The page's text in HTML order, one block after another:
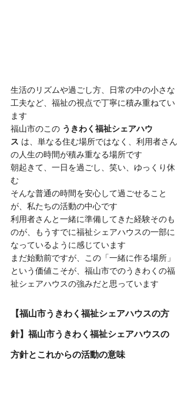
生活のリズムや過ごし方、日常の中の小さな
工夫など、福祉の視点で丁寧に積み重ねてい
ます
福山市のこの うきわく福祉シェアハウ
ス は、単なる住む場所ではなく、利用者さん
の人生の時間が積み重なる場所です
朝起きて、一日を過ごし、笑い、ゆっくり休
む
そんな普通の時間を安心して過ごせること
が、私たちの活動の中心です
利用者さんと一緒に準備してきた経験そのも
のが、もうすでに福祉シェアハウスの一部に
なっているように感じています
まだ始動前ですが、この「一緒に作る場所」
という価値こそが、福山市でのうきわくの福
祉シェアハウスの強みだと思っています
【福山市うきわく福祉シェアハウスの方
針】福山市うきわく福祉シェアハウスの
方針とこれからの活動の意味